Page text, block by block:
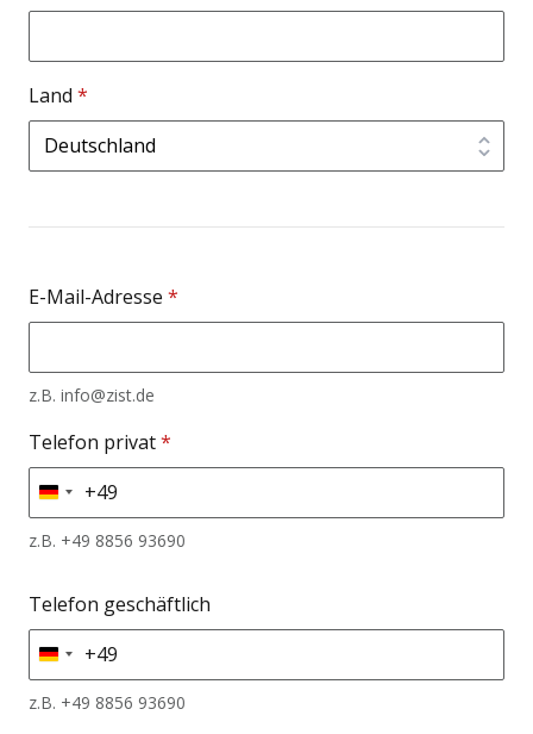
Land *
E-Mail-Adresse *
z.B. info@zist.de
Telefon privat*
Germany
+49
+49
z.B. +49 8856 93690
Telefon geschäftlich
Germany
+49
+49
z.B. +49 8856 93690